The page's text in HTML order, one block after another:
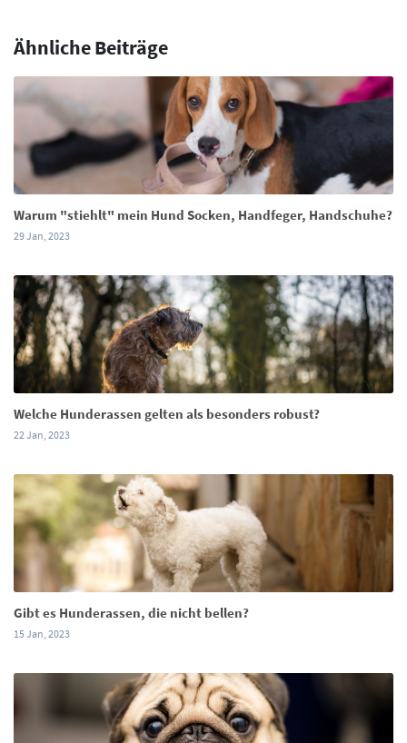
Ähnliche Beiträge
Warum "stiehlt" mein Hund Socken, Handfeger, Handschuhe?
29 Jan, 2023
Welche Hunderassen gelten als besonders robust?
22 Jan, 2023
Gibt es Hunderassen, die nicht bellen?
15 Jan, 2023